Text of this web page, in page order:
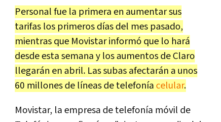
Personal fue la primera en aumentar sus
tarifas los primeros días del mes pasado,
mientras que Movistar informó que lo hará
desde esta semana y los aumentos de Claro
llegarán en abril. Las subas afectarán a unos
60 millones de líneas de telefonía celular.
Movistar, la empresa de telefonía móvil de